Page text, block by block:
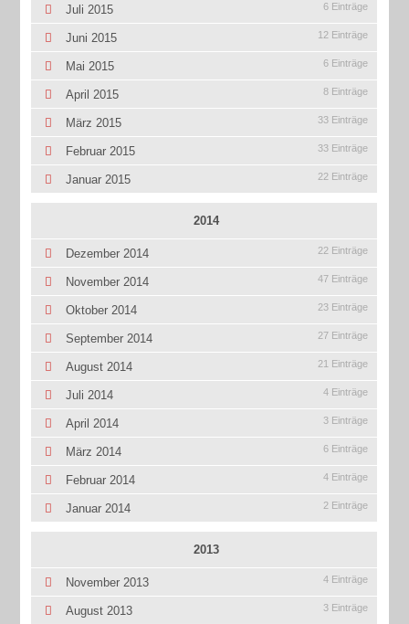
Juli 2015 6 Einträge
Juni 2015 12 Einträge
Mai 2015 6 Einträge
April 2015 8 Einträge
März 2015 33 Einträge
Februar 2015 33 Einträge
Januar 2015 22 Einträge
2014
Dezember 2014 22 Einträge
November 2014 47 Einträge
Oktober 2014 23 Einträge
September 2014 27 Einträge
August 2014 21 Einträge
Juli 2014 4 Einträge
April 2014 3 Einträge
März 2014 6 Einträge
Februar 2014 4 Einträge
Januar 2014 2 Einträge
2013
November 2013 4 Einträge
August 2013 3 Einträge